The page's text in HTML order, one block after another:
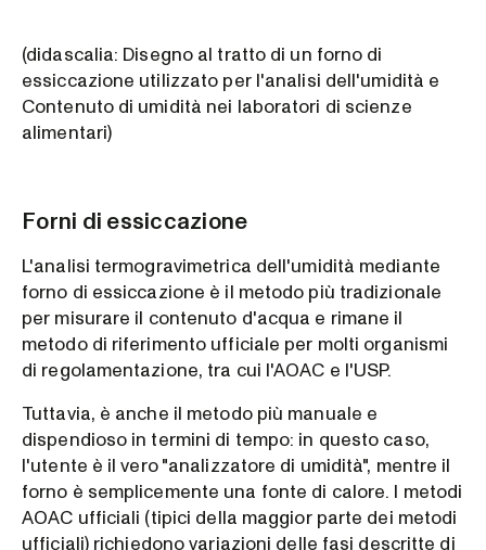
(didascalia: Disegno al tratto di un forno di
essiccazione utilizzato per l'analisi dell'umidità e
Contenuto di umidità nei laboratori di scienze
alimentari)
Forni di essiccazione
L'analisi termogravimetrica dell'umidità mediante
forno di essiccazione è il metodo più tradizionale
per misurare il contenuto d'acqua e rimane il
metodo di riferimento ufficiale per molti organismi
di regolamentazione, tra cui l'AOAC e l'USP.
Tuttavia, è anche il metodo più manuale e
dispendioso in termini di tempo: in questo caso,
l'utente è il vero "analizzatore di umidità", mentre il
forno è semplicemente una fonte di calore. I metodi
AOAC ufficiali (tipici della maggior parte dei metodi
ufficiali) richiedono variazioni delle fasi descritte di